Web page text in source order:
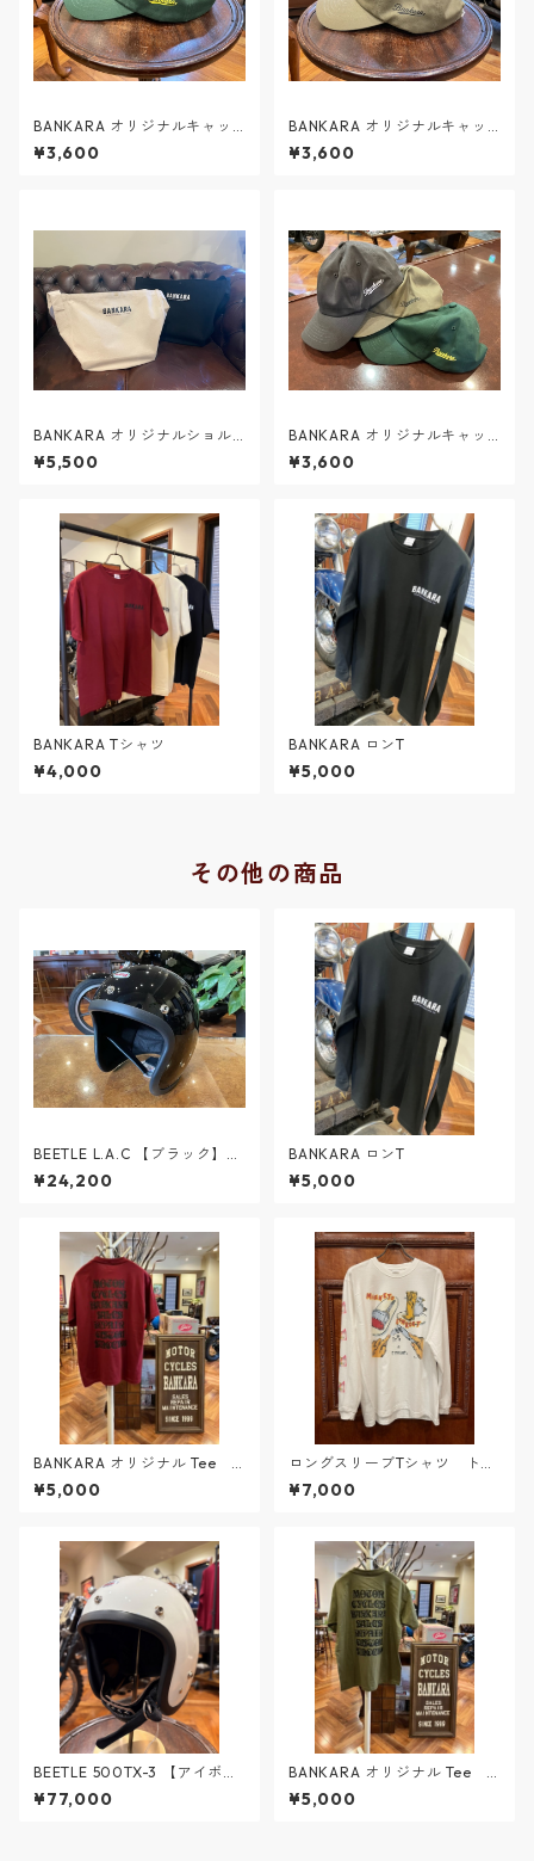
BANKARA オリジナルキャッ
プ ブリティッシュグリーン
¥3,600
BANKARA オリジナルキャッ
プ オリーブ
¥3,600
BANKARA オリジナルショル
ダーバッグ
¥5,500
BANKARA オリジナルキャッ
プ ヴィンテージブラック
¥3,600
BANKARA Tシャツ
¥4,000
BANKARA ロンT
¥5,000
その他の商品
BEETLE L.A.C 【ブラック】X
Ｌサイズ
¥24,200
BANKARA ロンT
¥5,000
BANKARA オリジナル Tee
バーガンディ ＃2
¥5,000
ロングスリーブTシャツ トリ
ート
¥7,000
BEETLE 500TX-3 【アイボリ
ー】 Ｌサイズ
¥77,000
BANKARA オリジナル Tee
シティグリーン ＃2
¥5,000